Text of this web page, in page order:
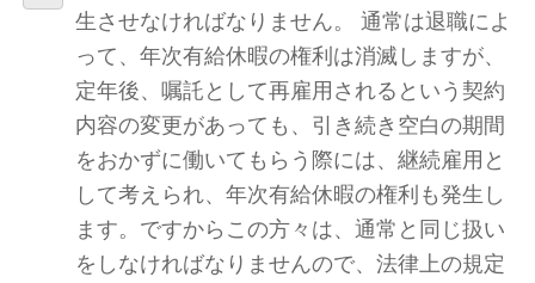
生させなければなりません。 通常は退職によ
って、年次有給休暇の権利は消滅しますが、
定年後、嘱託として再雇用されるという契約
内容の変更があっても、引き続き空白の期間
をおかずに働いてもらう際には、継続雇用と
して考えられ、年次有給休暇の権利も発生し
ます。ですからこの方々は、通常と同じ扱い
をしなければなりませんので、法律上の規定